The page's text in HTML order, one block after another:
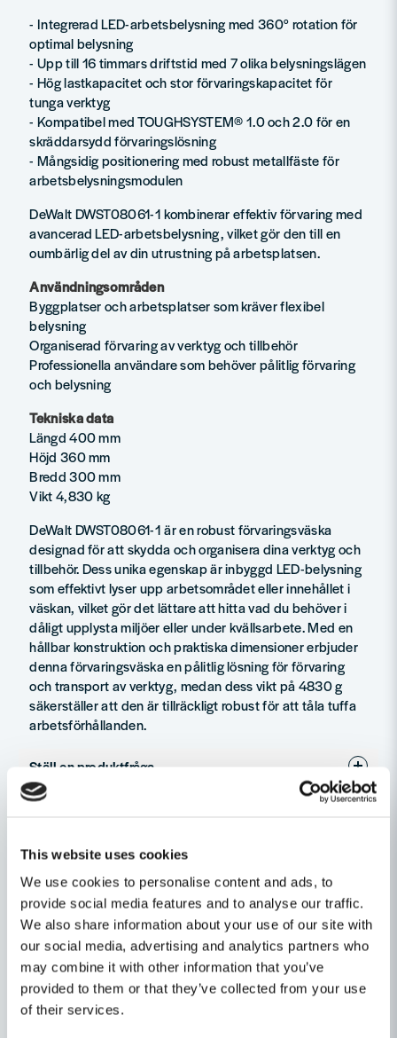
This website uses cookies
We use cookies to personalise content and ads, to
provide social media features and to analyse our traffic.
We also share information about your use of our site with
our social media, advertising and analytics partners who
may combine it with other information that you’ve
provided to them or that they’ve collected from your use
of their services.
- Integrerad LED-arbetsbelysning med 360° rotation för
optimal belysning
- Upp till 16 timmars driftstid med 7 olika belysningslägen
- Hög lastkapacitet och stor förvaringskapacitet för
tunga verktyg
- Kompatibel med TOUGHSYSTEM® 1.0 och 2.0 för en
skräddarsydd förvaringslösning
- Mångsidig positionering med robust metallfäste för
arbetsbelysningsmodulen
DeWalt DWST08061-1 kombinerar effektiv förvaring med
avancerad LED-arbetsbelysning, vilket gör den till en
oumbärlig del av din utrustning på arbetsplatsen.
Användningsområden
Byggplatser och arbetsplatser som kräver flexibel
belysning
Organiserad förvaring av verktyg och tillbehör
Professionella användare som behöver pålitlig förvaring
och belysning
Tekniska data
Längd 400 mm
Höjd 360 mm
Bredd 300 mm
Vikt 4,830 kg
DeWalt DWST08061-1 är en robust förvaringsväska
designad för att skydda och organisera dina verktyg och
tillbehör. Dess unika egenskap är inbyggd LED-belysning
som effektivt lyser upp arbetsområdet eller innehållet i
väskan, vilket gör det lättare att hitta vad du behöver i
dåligt upplysta miljöer eller under kvällsarbete. Med en
hållbar konstruktion och praktiska dimensioner erbjuder
denna förvaringsväska en pålitlig lösning för förvaring
och transport av verktyg, medan dess vikt på 4830 g
säkerställer att den är tillräckligt robust för att tåla tuffa
arbetsförhållanden.
Ställ en produktfråga
question
name
Namn
email
Mejladress
Verktygsförvaring
Lager & Arbetsplats
Maskin, Laser & Handverktyg